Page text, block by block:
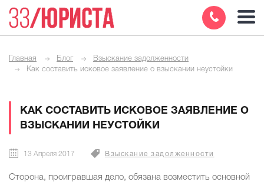
Главная Блог
Взыскание задолженности
Как составить исковое заявление о взыскании неустойки
КАК СОСТАВИТЬ ИСКОВОЕ ЗАЯВЛЕНИЕ О
ВЗЫСКАНИИ НЕУСТОЙКИ
13 Апреля 2017 Взыскание задолженности
Сторона, проигравшая дело, обязана возместить основной